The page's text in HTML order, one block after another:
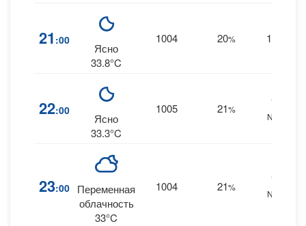
21 :00
Ясно
33.8°C
1004 20% 11
22:00
Ясно
33.3°C
1005 21%
10
NNE
23:00
Переменная
облачность
33°C
1004 21%
10
NNE